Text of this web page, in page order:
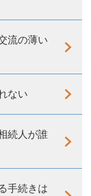
流の薄い
ない
続人が誰
手続きは